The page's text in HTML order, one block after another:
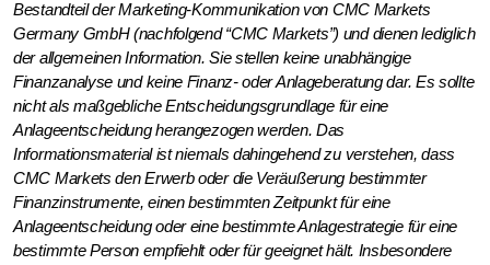
Bestandteil der Marketing-Kommunikation von CMC Markets
Germany GmbH (nachfolgend “CMC Markets”) und dienen lediglich
der allgemeinen Information. Sie stellen keine unabhängige
Finanzanalyse und keine Finanz- oder Anlageberatung dar. Es sollte
nicht als maßgebliche Entscheidungsgrundlage für eine
Anlageentscheidung herangezogen werden. Das
Informationsmaterial ist niemals dahingehend zu verstehen, dass
CMC Markets den Erwerb oder die Veräußerung bestimmter
Finanzinstrumente, einen bestimmten Zeitpunkt für eine
Anlageentscheidung oder eine bestimmte Anlagestrategie für eine
bestimmte Person empfiehlt oder für geeignet hält. Insbesondere